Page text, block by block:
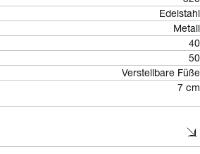
Edelstahl
Metall
40
50
Verstellbare Füße
7 cm